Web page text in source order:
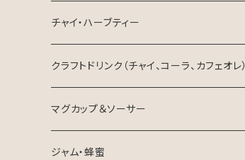
生豆
チャイ・ハーブティー
ハーブティー
チャイ
クラフトドリンク（チャイ、コーラ、カフェオレ）
東三河×ネパール
マグカップ＆ソーサー
ジャム・蜂蜜